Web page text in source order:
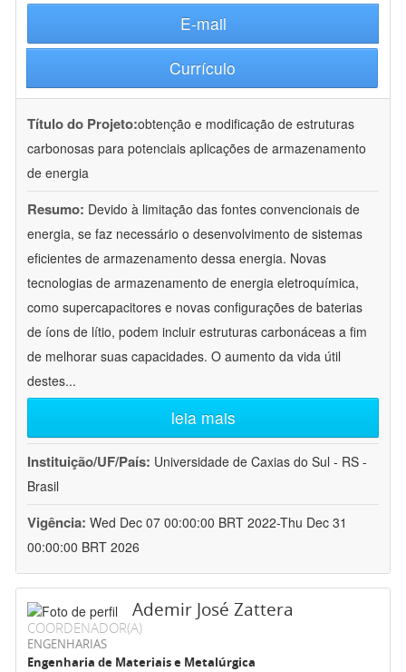
E-mail
Currículo
Título do Projeto:obtenção e modificação de estruturas
carbonosas para potenciais aplicações de armazenamento
de energia
Resumo: Devido à limitação das fontes convencionais de
energia, se faz necessário o desenvolvimento de sistemas
eficientes de armazenamento dessa energia. Novas
tecnologias de armazenamento de energia eletroquímica,
como supercapacitores e novas configurações de baterias
de íons de lítio, podem incluir estruturas carbonáceas a fim
de melhorar suas capacidades. O aumento da vida útil
destes...
leia mais
Instituição/UF/País: Universidade de Caxias do Sul - RS -
Brasil
Vigência: Wed Dec 07 00:00:00 BRT 2022-Thu Dec 31
00:00:00 BRT 2026
Ademir José Zattera
COORDENADOR(A)
ENGENHARIAS
Engenharia de Materiais e Metalúrgica